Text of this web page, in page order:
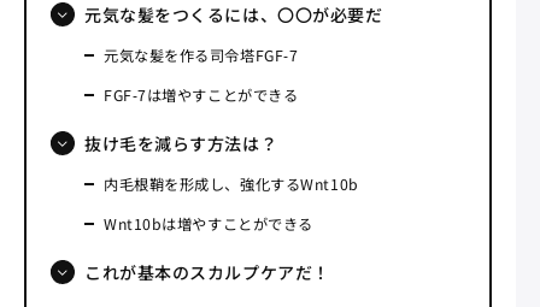
元気な髪をつくるには、〇〇が必要だ
元気な髪を作る司令塔FGF‐7
FGF‐7は増やすことができる
抜け毛を減らす方法は？
内毛根鞘を形成し、強化するWnt10b
Wnt10bは増やすことができる
これが基本のスカルプケアだ！